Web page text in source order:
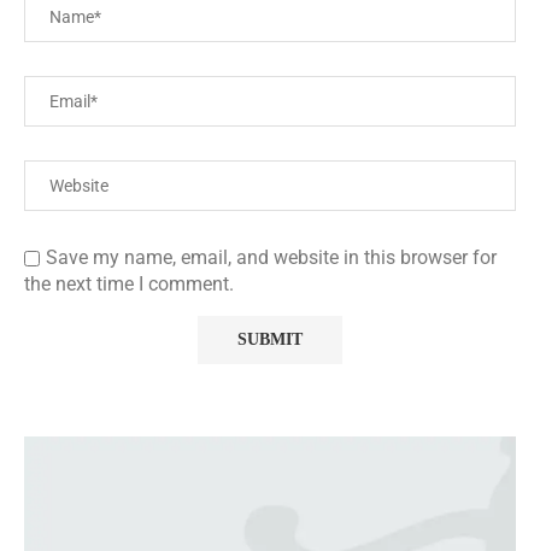
Save my name, email, and website in this browser for
the next time I comment.